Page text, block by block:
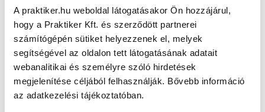
A praktiker.hu weboldal látogatásakor Ön hozzájárul,
hogy a Praktiker Kft. és szerződött partnerei
számítógépén sütiket helyezzenek el, melyek
segítségével az oldalon tett látogatásának adatait
webanalitikai és személyre szóló hirdetések
megjelenítése céljából felhasználják. Bővebb információ
az adatkezelési tájékoztatóban.
Oldal újratöltése